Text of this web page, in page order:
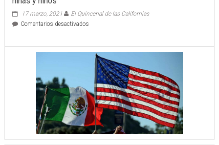
17 marzo, 2021
El Quincenal de las Californias
Comentarios desactivadosen
impartió
Seminario
Defensa
Personal
dirigido
mujeres
y